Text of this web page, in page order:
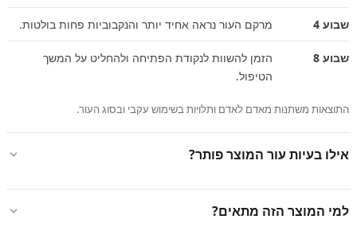
שבוע 4 מרקם העור נראה אחיד יותר והנקבוביות פחות בולטות.
שבוע 8
הזמן להשוות לנקודת הפתיחה ולהחליט על המשך
הטיפול.
התוצאות משתנות מאדם לאדם ותלויות בשימוש עקבי ובסוג העור.
אילו בעיות עור המוצר פותר?
למי המוצר הזה מתאים?